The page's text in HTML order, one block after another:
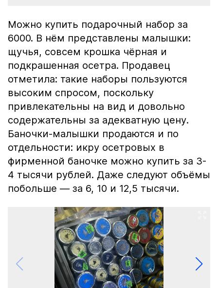
Можно купить подарочный набор за
6000. В нём представлены малышки:
щучья, совсем крошка чёрная и
подкрашенная осетра. Продавец
отметила: такие наборы пользуются
высоким спросом, поскольку
привлекательны на вид и довольно
содержательны за адекватную цену.
Баночки-малышки продаются и по
отдельности: икру осетровых в
фирменной баночке можно купить за 3-
4 тысячи рублей. Даже следуют объёмы
побольше — за 6, 10 и 12,5 тысячи.